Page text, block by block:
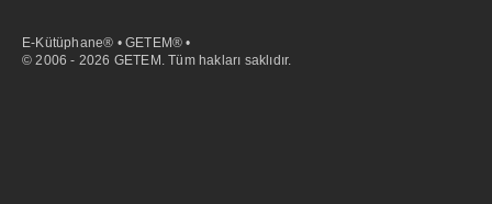
E-Kütüphane® • GETEM® •
© 2006 - 2026 GETEM. Tüm hakları saklıdır.